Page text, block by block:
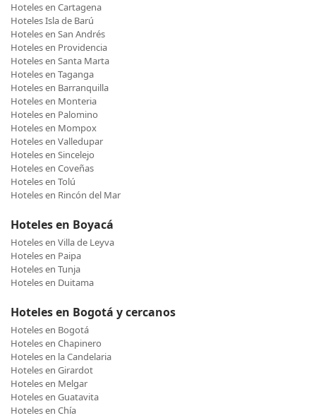
Hoteles en Cartagena
Hoteles Isla de Barú
Hoteles en San Andrés
Hoteles en Providencia
Hoteles en Santa Marta
Hoteles en Taganga
Hoteles en Barranquilla
Hoteles en Monteria
Hoteles en Palomino
Hoteles en Mompox
Hoteles en Valledupar
Hoteles en Sincelejo
Hoteles en Coveñas
Hoteles en Tolú
Hoteles en Rincón del Mar
Hoteles en Boyacá
Hoteles en Villa de Leyva
Hoteles en Paipa
Hoteles en Tunja
Hoteles en Duitama
Hoteles en Bogotá y cercanos
Hoteles en Bogotá
Hoteles en Chapinero
Hoteles en la Candelaria
Hoteles en Girardot
Hoteles en Melgar
Hoteles en Guatavita
Hoteles en Chía